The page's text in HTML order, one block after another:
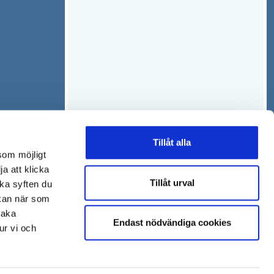
möjligt
att klicka
syften du
när som
vi och
Tillåt alla
Tillåt urval
Endast nödvändiga cookies